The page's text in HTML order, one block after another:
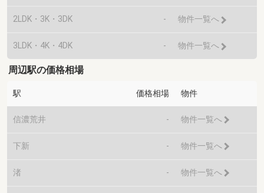
2LDK・3K・3DK - 物件一覧へ
3LDK・4K・4DK - 物件一覧へ
周辺駅の価格相場
駅 価格相場 物件
信濃荒井 - 物件一覧へ
下新 - 物件一覧へ
渚 - 物件一覧へ